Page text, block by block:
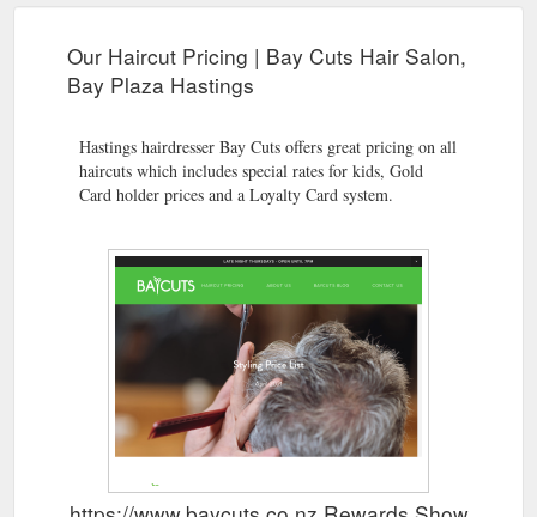
Our Haircut Pricing | Bay Cuts Hair Salon,
Bay Plaza Hastings
Hastings hairdresser Bay Cuts offers great pricing on all
haircuts which includes special rates for kids, Gold
Card holder prices and a Loyalty Card system.